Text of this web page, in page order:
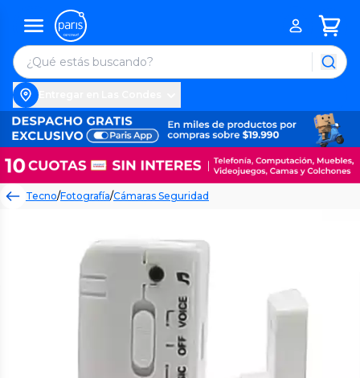
Tecno/Fotografía/Cámaras Seguridad